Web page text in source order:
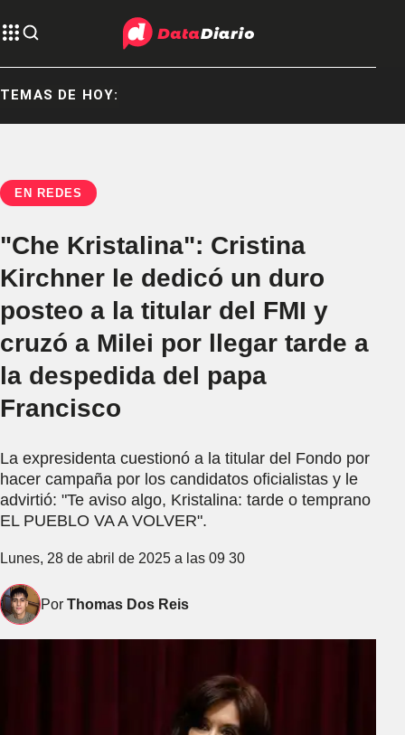
TEMAS DE HOY:
EN REDES
"Che Kristalina": Cristina
Kirchner le dedicó un duro
posteo a la titular del FMI y
cruzó a Milei por llegar tarde a
la despedida del papa
Francisco
La expresidenta cuestionó a la titular del Fondo por
hacer campaña por los candidatos oficialistas y le
advirtió: "Te aviso algo, Kristalina: tarde o temprano
EL PUEBLO VA A VOLVER".
Lunes, 28 de abril de 2025 a las 09 30
Por Thomas Dos Reis